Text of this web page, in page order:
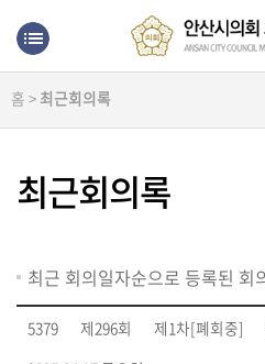
본문으로
메인메뉴
최
근
의
록
단
순
검
색
홈 > 최근회의록
최근회의록
최근 회의일자순으로 등록된 회
5379 제296회 제1차[폐회중]